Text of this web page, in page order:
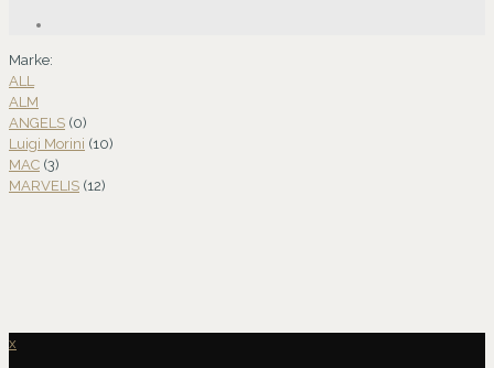
Marke:
ALL
ALM
ANGELS (0)
Luigi Morini (10)
MAC (3)
MARVELIS (12)
x